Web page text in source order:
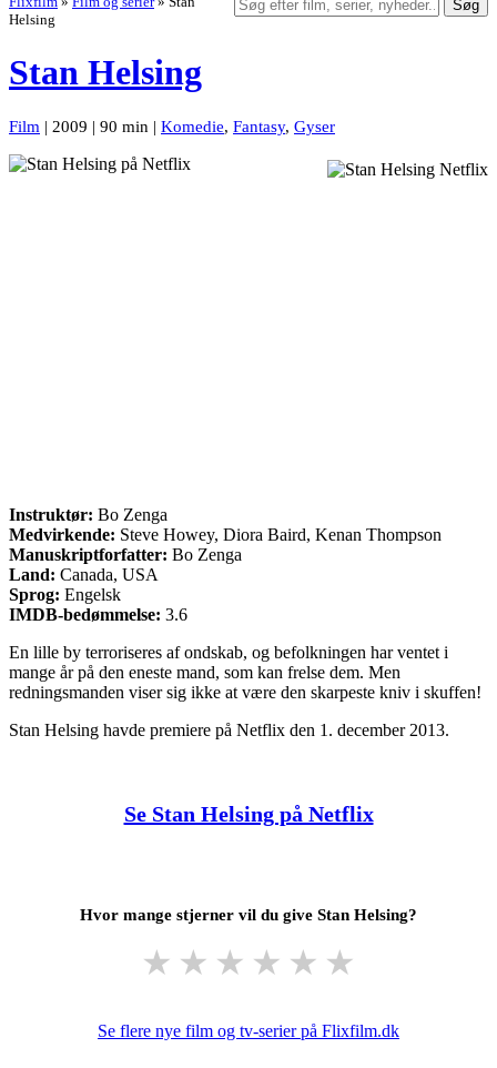
Søg
Helsing
Stan Helsing
Film | 2009 | 90 min | Komedie, Fantasy, Gyser
Instruktør: Bo Zenga
Medvirkende: Steve Howey, Diora Baird, Kenan Thompson
Manuskriptforfatter: Bo Zenga
Land: Canada, USA
Sprog: Engelsk
IMDB-bedømmelse: 3.6
En lille by terroriseres af ondskab, og befolkningen har ventet i
mange år på den eneste mand, som kan frelse dem. Men
redningsmanden viser sig ikke at være den skarpeste kniv i skuffen!
Stan Helsing havde premiere på Netflix den 1. december 2013.
Se Stan Helsing på Netflix
Hvor mange stjerner vil du give Stan Helsing?
★ ★ ★ ★ ★ ★
Se flere nye film og tv-serier på Flixfilm.dk